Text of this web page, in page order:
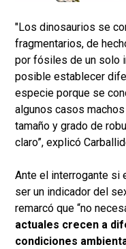
"Los dinosaurios se
fragmentarios, de
por fósiles de un solo
posible establecer
especie porque se
algunos casos
tamaño y grado de
claro”, explicó
Ante el interrogante si
ser un indicador del
remarcó que “no
actuales crecen a
condiciones